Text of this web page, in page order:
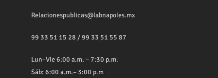
Relacionespublicas@labnapoles.mx
99 33 51 15 28 /99 33 51 55 87
Lun–Vie 6:00 a.m. – 7:30 p.m.
Sáb: 6:00 a.m.– 3:00 p.m